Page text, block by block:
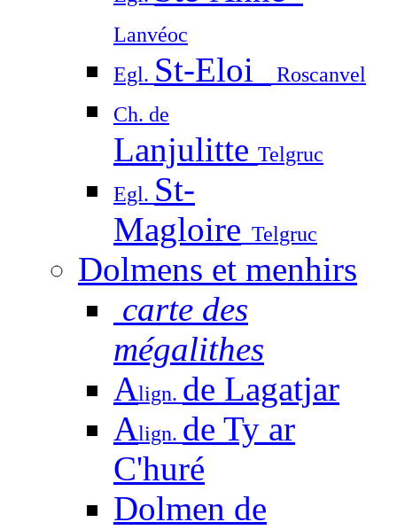
Lanvéoc
Egl. St-Eloi
Roscanvel
Ch. de
Lanjulitte Telgruc
Egl. St-
Magloire Telgruc
Dolmens et menhirs
carte des
mégalithes
Align. de Lagatjar
Align. de Ty ar
C'huré
Dolmen de